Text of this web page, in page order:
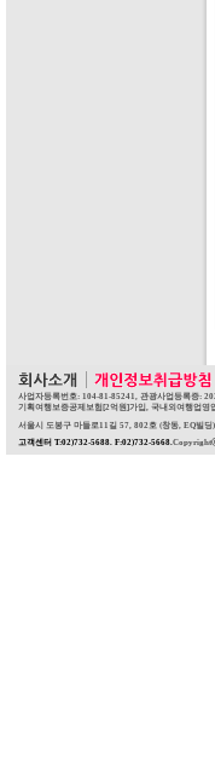
사업자등록번호: 104-81-85241, 관광사업등록증:
기획여행보증공제보험[2억원]가입, 국내외여행업
서울시 도봉구 마들로11길 57, 802호 (창동, EQ빌딩
고객센터 T:02)732-5688. F:02)732-5668.